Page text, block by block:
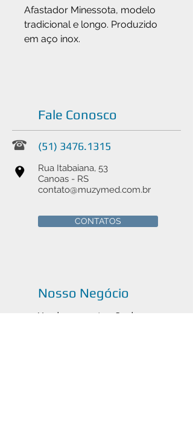
Afastador Minessota, modelo
tradicional e longo. Produzido
em aço inox.
Fale Conosco
(51) 3476.1315
Rua Itabaiana, 53
Canoas - RS
contato@muzymed.com.br
Nosso Negócio
Venda e manutenção de
CONTATOS